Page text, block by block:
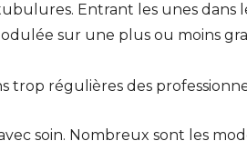
Entrant les unes dans
sur une plus ou moins
trop régulières des
soin. Nombreux sont les